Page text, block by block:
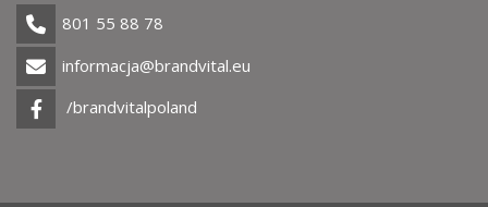
801 55 88 78
informacja@brandvital.eu
/brandvitalpoland